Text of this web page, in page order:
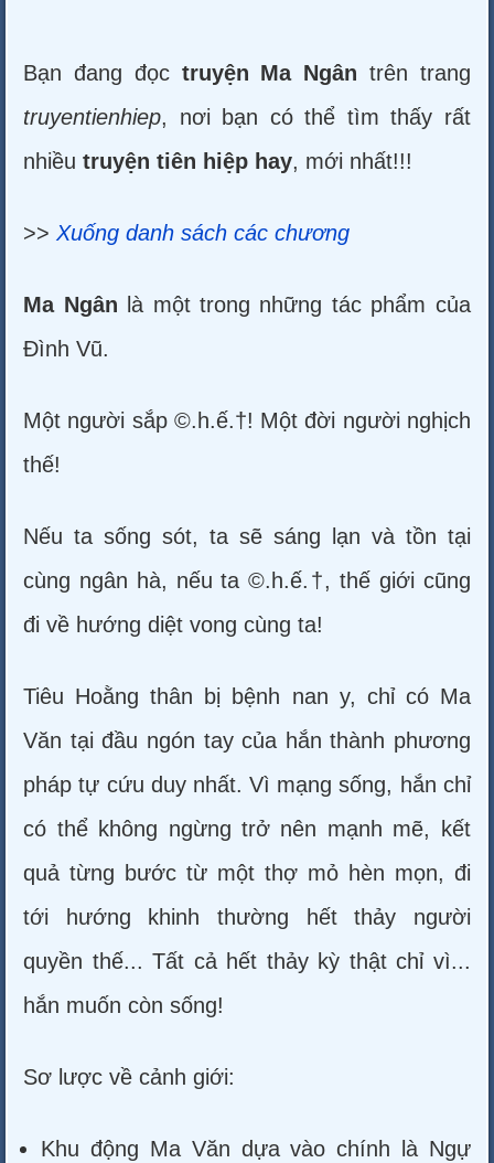
Bạn đang đọc truyện Ma Ngân trên trang
truyentienhiep, nơi bạn có thể tìm thấy rất
nhiềutruyện tiên hiệp hay, mới nhất!!!
>>Xuống danh sách các chương
Ma Ngân là một trong những tác phẩm của
Đình Vũ.
Một người sắp ©.h.ế.†! Một đời người nghịch
thế!
Nếu ta sống sót, ta sẽ sáng lạn và tồn tại
cùng ngân hà, nếu ta ©.h.ế.†, thế giới cũng
đi về hướng diệt vong cùng ta!
Tiêu Hoằng thân bị bệnh nan y, chỉ có Ma
Văn tại đầu ngón tay của hắn thành phương
pháp tự cứu duy nhất. Vì mạng sống, hắn chỉ
có thể không ngừng trở nên mạnh mẽ, kết
quả từng bước từ một thợ mỏ hèn mọn, đi
tới hướng khinh thường hết thảy người
quyền thế... Tất cả hết thảy kỳ thật chỉ vì...
hắn muốn còn sống!
Sơ lược về cảnh giới:
Khu động Ma Văn dựa vào chính là Ngự